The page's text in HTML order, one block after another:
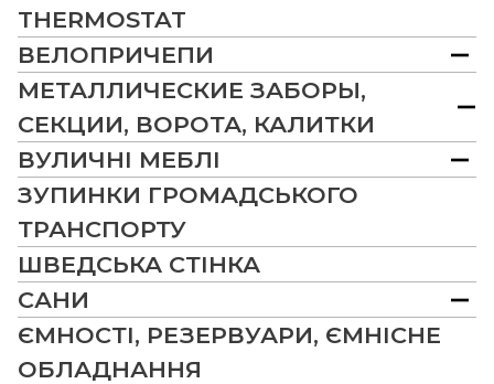
THERMOSTAT
ВЕЛОПРИЧЕПИ
МЕТАЛЛИЧЕСКИЕ ЗАБОРЫ,
СЕКЦИИ, ВОРОТА, КАЛИТКИ
ВУЛИЧНІ МЕБЛІ
ЗУПИНКИ ГРОМАДСЬКОГО
ТРАНСПОРТУ
ШВЕДСЬКА СТІНКА
САНИ
ЄМНОСТІ, РЕЗЕРВУАРИ, ЄМНІСНЕ
ОБЛАДНАННЯ